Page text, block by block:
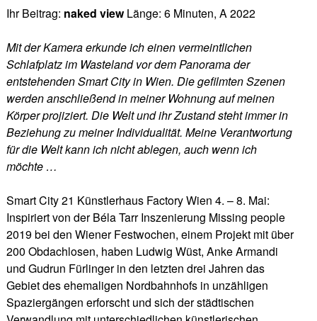
Ihr Beitrag: naked view Länge: 6 Minuten, A 2022
Mit der Kamera erkunde ich einen vermeintlichen
Schlafplatz im Wasteland vor dem Panorama der
entstehenden Smart City in Wien. Die gefilmten Szenen
werden anschließend in meiner Wohnung auf meinen
Körper projiziert. Die Welt und ihr Zustand steht immer in
Beziehung zu meiner Individualität. Meine Verantwortung
für die Welt kann ich nicht ablegen, auch wenn ich
möchte …
Smart City 21 Künstlerhaus Factory Wien 4. – 8. Mai:
Inspiriert von der Béla Tarr Inszenierung Missing people
2019 bei den Wiener Festwochen, einem Projekt mit über
200 Obdachlosen, haben Ludwig Wüst, Anke Armandi
und Gudrun Fürlinger in den letzten drei Jahren das
Gebiet des ehemaligen Nordbahnhofs in unzähligen
Spaziergängen erforscht und sich der städtischen